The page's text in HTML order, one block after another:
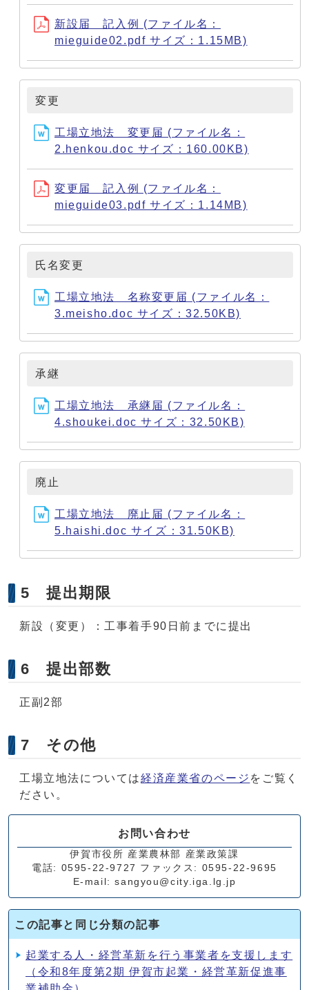
新設届 記入例 (ファイル名：
mieguide02.pdf サイズ：1.15MB)
変更
工場立地法 変更届 (ファイル名：
2.henkou.doc サイズ：160.00KB)
変更届 記入例 (ファイル名：
mieguide03.pdf サイズ：1.14MB)
氏名変更
工場立地法 名称変更届 (ファイル名：
3.meisho.doc サイズ：32.50KB)
承継
工場立地法 承継届 (ファイル名：
4.shoukei.doc サイズ：32.50KB)
廃止
工場立地法 廃止届 (ファイル名：
5.haishi.doc サイズ：31.50KB)
5 提出期限
新設（変更）：工事着手90日前までに提出
6 提出部数
正副2部
7 その他
工場立地法については経済産業省のページ をご覧く
ださい。
お問い合わせ
伊賀市役所 産業農林部 産業政策課
電話: 0595-22-9727 ファックス: 0595-22-9695
E-mail: sangyou@city.iga.lg.jp
この記事と同じ分類の記事
起業する人・経営革新を行う事業者を支援します
（令和8年度第2期 伊賀市起業・経営革新促進事